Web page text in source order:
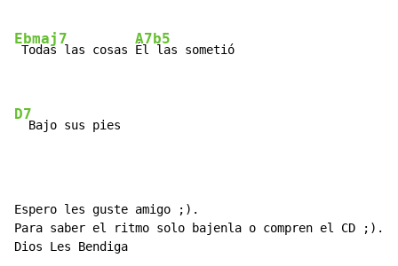
Ebmaj7
Todas las cosas
A7b5
Él las sometió
D7
  Bajo sus pies
Espero les guste amigo ;).
Para saber el ritmo solo bajenla o compren el CD ;).
Dios Les Bendiga